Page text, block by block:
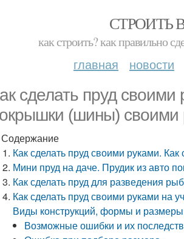
СТРОИТЬ
как строить? как правильно
главная новости
сделать пруд своими
(шины) своими
Содержание
Как сделать пруд своими руками.
Мини пруд на даче. Прудик из авто
Как сделать пруд для разведения
Как сделать пруд своими руками
Виды конструкций, формы и
Возможные ошибки и их